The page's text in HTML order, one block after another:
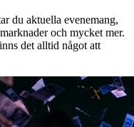
du aktuella evenemang,
och mycket mer.
det alltid något att